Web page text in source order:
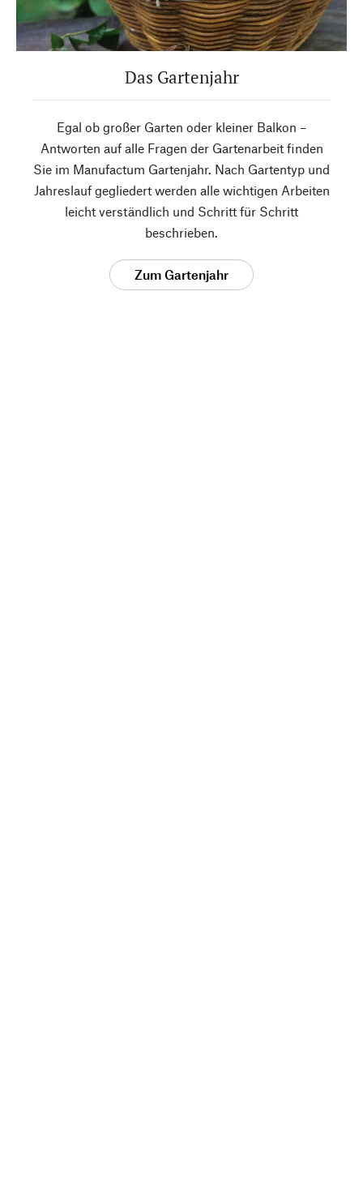
Das Gartenjahr
Egal ob großer Garten oder kleiner Balkon –
Antworten auf alle Fragen der Gartenarbeit finden
Sie im Manufactum Gartenjahr. Nach Gartentyp und
Jahreslauf gegliedert werden alle wichtigen Arbeiten
leicht verständlich und Schritt für Schritt
beschrieben.
Zum Gartenjahr